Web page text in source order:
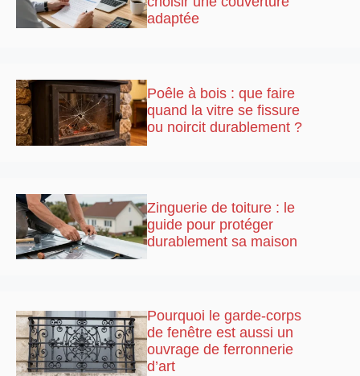
adaptée
Poêle à bois : que faire
quand la vitre se fissure
ou noircit durablement ?
Zinguerie de toiture : le
guide pour protéger
durablement sa maison
Pourquoi le garde-corps
de fenêtre est aussi un
ouvrage de ferronnerie
d’art